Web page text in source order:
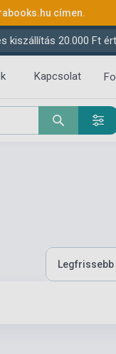
címen.
kiszállítás 20.000 Ft
Kapcsolat